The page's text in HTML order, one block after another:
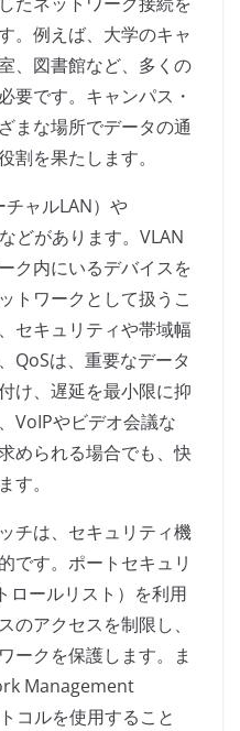
。例えば、大学のキャ
、図書館など、多くの
要です。キャンパス・
まな場所でデータの通
割を果たします。
ャルLAN）や
どがあります。VLAN
ク内にいるデバイスを
トワークとして扱うこ
セキュリティや帯域幅
QoSは、重要なデータ
け、遅延を最小限に抑
VoIPやビデオ会議な
められる場合でも、快
す。
チは、セキュリティ機
です。ポートセキュリ
ロールリスト）を利用
のアクセスを制限し、
ークを保護します。ま
Management
コルを使用すること